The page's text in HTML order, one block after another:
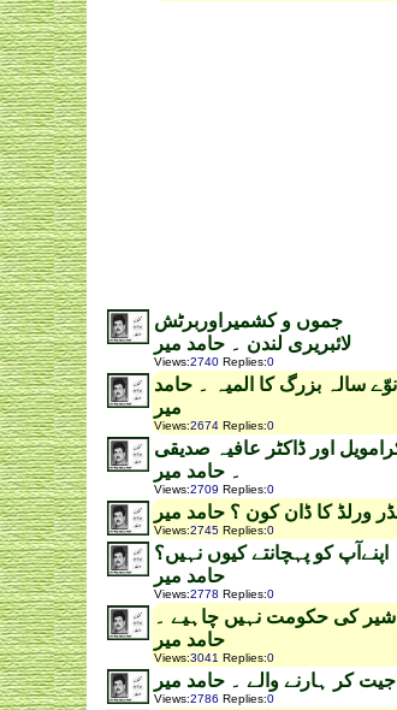
جموں و کشمیراوربرٹش
لائبریری لندن ۔ حامد میر
Views:2740 Replies:0
نوّے سالہ بزرگ کا المیہ ۔ حامد
میر
Views:2674 Replies:0
اور ڈاکٹر عافیہ صدیقی
۔ حامد میر
Views:2709 Replies:0
ورلڈ کا ڈان کون ؟ حامد میر
Views:2745 Replies:0
اپنےآپ کو پہچانتے کیوں نہیں؟
حامد میر
Views:2778 Replies:0
شیر کی حکومت نہیں چاہیے ۔
حامد میر
Views:3041 Replies:0
جیت کر ہارنے والے ۔ حامد میر
Views:2786 Replies:0